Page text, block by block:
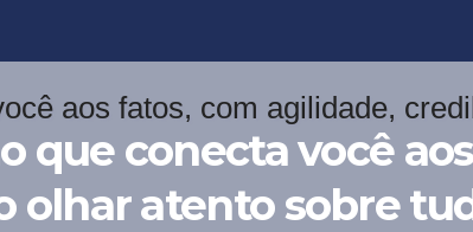
que conecta você
olhar atento sobre